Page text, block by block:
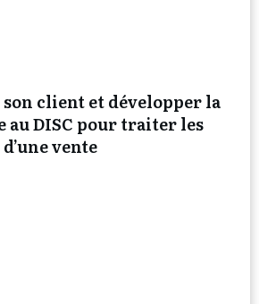
client et développer la
au DISC pour traiter les
vente